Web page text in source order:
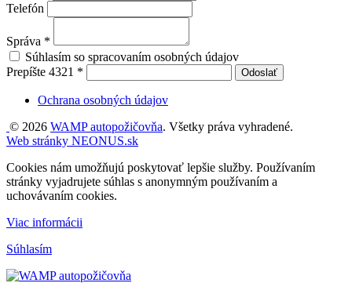
Telefón
Správa *
Súhlasím so spracovaním osobných údajov
Prepíšte 4321 * Odoslať
Ochrana osobných údajov
© 2026 WAMP autopožičovňa. Všetky práva vyhradené.
Web stránky NEONUS.sk
Cookies nám umožňujú poskytovať lepšie služby. Používaním
stránky vyjadrujete súhlas s anonymným používaním a
uchovávaním cookies.
Viac informácii
Súhlasím